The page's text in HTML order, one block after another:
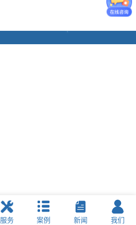
服务 案例 新闻 我们